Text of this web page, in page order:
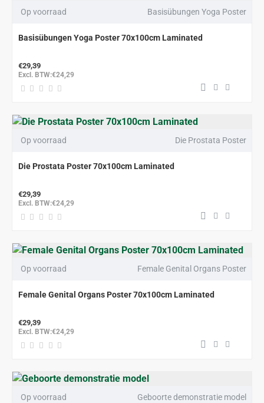
Op voorraad Basisübungen Yoga Poster
Basisübungen Yoga Poster 70x100cm Laminated
€29,39
Excl. BTW:€24,29
Op voorraad Die Prostata Poster
Die Prostata Poster 70x100cm Laminated
€29,39
Excl. BTW:€24,29
Op voorraad Female Genital Organs Poster
Female Genital Organs Poster 70x100cm Laminated
€29,39
Excl. BTW:€24,29
Op voorraad Geboorte demonstratie model